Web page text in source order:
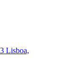
Lisboa,